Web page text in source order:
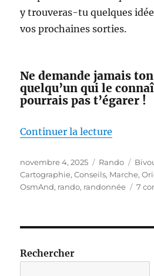
y trouveras-tu quelques
vos prochaines sorties.
Ne demande jamais
quelqu’un qui le
pourrais pas t’égarer !
Continuer la lecture
Publié
le
novembre 4, 2025 Catégories
Rando
Cartographie,Conseils, Marche,
OsmAnd, rando, randonnée 7
Rechercher